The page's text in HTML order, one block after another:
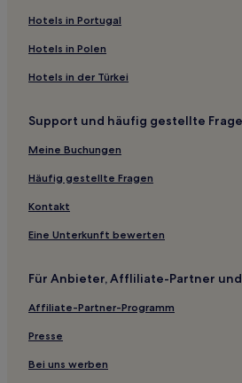
Familien in Wismar
Hotels mit Parkplatz in Alt Schwerin
Hotels mit Küchenzeile in
Hotels in Portugal
Hotels in Polen
Hotels in der Türkei
Support und häufig gestellte
Meine Buchungen
Häufig gestellte Fragen
Kontakt
Eine Unterkunft bewerten
Für Anbieter, Affliliate-Partner
Affiliate-Partner-Programm
Presse
Bei uns werben